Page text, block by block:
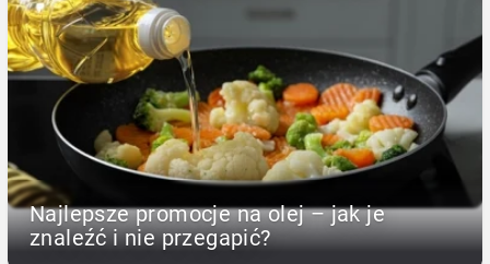
Najlepsze promocje na olej – jak je
znaleźć i nie przegapić?